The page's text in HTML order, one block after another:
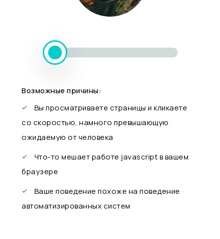
Возможные причины:
Вы просматриваете страницы и кликаете
со скоростью, намного превышающую
ожидаемую от человека
Что-то мешает работе javascript в вашем
браузере
Ваше поведение похоже на поведение
автоматизированных систем